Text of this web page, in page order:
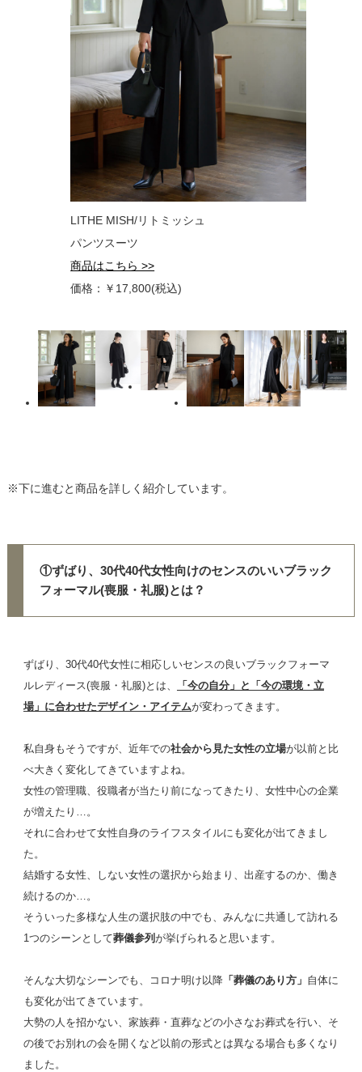
LITHE MISH/リトミッシュ
パンツスーツ
商品はこちら >>
価格：￥17,800(税込)
※下に進むと商品を詳しく紹介しています。
①ずばり、30代40代女性向けのセンスのいいブラック
フォーマル(喪服・礼服)とは？
ずばり、30代40代女性に相応しいセンスの良いブラックフォーマ
ルレディース(喪服・礼服)とは、
「今の自分」と「今の環境・立
場」に合わせたデザイン・アイテムが変わってきます。
私自身もそうですが、近年での社会から見た女性の立場が以前と比
べ大きく変化してきていますよね。
女性の管理職、役職者が当たり前になってきたり、女性中心の企業
が増えたり…。
それに合わせて女性自身のライフスタイルにも変化が出てきまし
た。
結婚する女性、しない女性の選択から始まり、出産するのか、働き
続けるのか…。
そういった多様な人生の選択肢の中でも、みんなに共通して訪れる
1つのシーンとして葬儀参列 が挙げられると思います。
そんな大切なシーンでも、コロナ明け以降「葬儀のあり方」 自体に
も変化が出てきています。
大勢の人を招かない、家族葬・直葬などの小さなお葬式を行い、そ
の後でお別れの会を開くなど以前の形式とは異なる場合も多くなり
ました。